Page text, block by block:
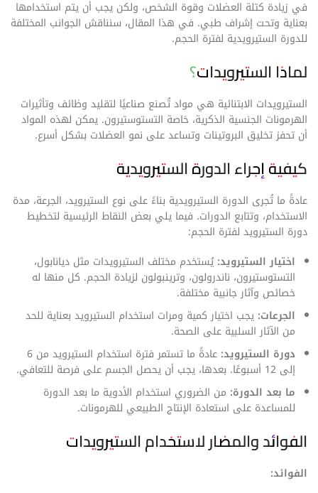
في زيادة كتلة العضلات وقوة الشخص، ولكن يجب أن يتم استخدامها
بعناية وتحت إشراف طبي. في هذا المقال، سنناقش الجوانب المختلفة
للدورة الستيرويدية لفترة الحجم.
لماذا الستيرويدات؟
الستيرويدات الابتنائية هي مواد تُصنع صناعيًا لتقليد وظائف وتأثيرات
الهرمونات الجنسية الذكرية، خاصة التستوستيرون. يمكن لهذه المواد
أن تحفز تخليق البروتينات وتساعد على نمو العضلات بشكل أسرع.
كيفية إجراء الدورة الستيرويدية
عادةً ما تُجرى الدورة الستيرويدية بناءً على نوع الستيرويد، الجرعة، مدة
الاستخدام، وتتابع الدورات. فيما يلي بعض النقاط الرئيسية لتخطيط
دورة الستيرويد لفترة الحجم:
اختيار الستيرويد: يُستخدم مختلف الستيرويدات مثل ديانابول،
التستوستيرون، ناندرولون، وترينبولون لزيادة الحجم. كل منها له
خصائص وآثار جانبية مختلفة.
الجرعات: يجب اختيار كمية ومرات استخدام الستيرويد بعناية للحد
من الآثار السلبية على الصحة.
دورة الستيرويد:
عادةً ما تستمر فترة استخدام الستيرويد من 6
إلى 12 أسبوعًا. بعدها، يجب أن يحصل الجسم على فرصة للتعافي.
ما بعد الدورة: من الضروري استخدام الأدوية ما بعد الدورة
للمساعدة على استعادة الإنتاج الطبيعي للهرمونات.
الفوائد والمضار لاستخدام الستيرويدات
الفوائد: